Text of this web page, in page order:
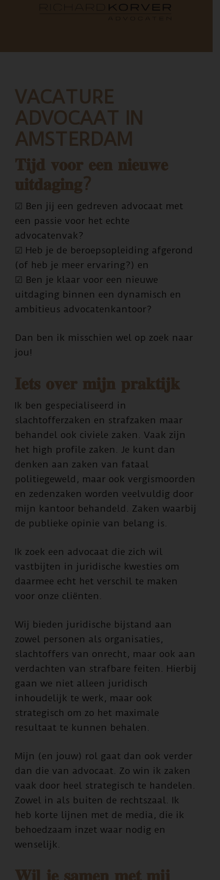
VACATURE
ADVOCAAT IN
AMSTERDAM
𝐓𝐢𝐣𝐝 𝐯𝐨𝐨𝐫 𝐞𝐞𝐧 𝐧𝐢𝐞𝐮𝐰𝐞
𝐮𝐢𝐭𝐝𝐚𝐠𝐢𝐧𝐠?
☑ Ben jij een gedreven advocaat met
een passie voor het echte
advocatenvak?
☑ Heb je de beroepsopleiding afgerond
(of heb je meer ervaring?) en
☑ Ben je klaar voor een nieuwe
uitdaging binnen een dynamisch en
ambitieus advocatenkantoor?
Dan ben ik misschien wel op zoek naar
jou!
𝐈𝐞𝐭𝐬 𝐨𝐯𝐞𝐫 𝐦𝐢𝐣𝐧 𝐩𝐫𝐚𝐤𝐭𝐢𝐣𝐤
Ik ben gespecialiseerd in
slachtofferzaken en strafzaken maar
behandel ook civiele zaken. Vaak zijn
het high profile zaken. Je kunt dan
denken aan zaken van fataal
politiegeweld, maar ook vergismoorden
en zedenzaken worden veelvuldig door
mijn kantoor behandeld. Zaken waarbij
de publieke opinie van belang is.
Ik zoek een advocaat die zich wil
vastbijten in juridische kwesties om
daarmee echt het verschil te maken
voor onze cliënten.
Wij bieden juridische bijstand aan
zowel personen als organisaties,
slachtoffers van onrecht, maar ook aan
verdachten van strafbare feiten. Hierbij
gaan we niet alleen juridisch
inhoudelijk te werk, maar ook
strategisch om zo het maximale
resultaat te kunnen behalen.
Mijn (en jouw) rol gaat dan ook verder
dan die van advocaat. Zo win ik zaken
vaak door heel strategisch te handelen.
Zowel in als buiten de rechtszaal. Ik
heb korte lijnen met de media, die ik
behoedzaam inzet waar nodig en
wenselijk.
𝐖𝐢𝐥 𝐣𝐞 𝐬𝐚𝐦𝐞𝐧 𝐦𝐞𝐭 𝐦𝐢𝐣